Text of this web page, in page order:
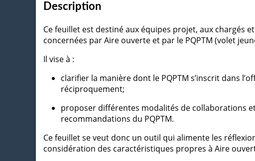
Description
Ce feuillet est destiné aux équipes projet, aux chargés
concernées par Aire ouverte et par le PQPTM (volet
Il vise à :
clarifier la manière dont le PQPTM s’inscrit dans
réciproquement;
proposer différentes modalités de collaborations
recommandations du PQPTM.
Ce feuillet se veut donc un outil qui alimente les
considération des caractéristiques propres à Aire